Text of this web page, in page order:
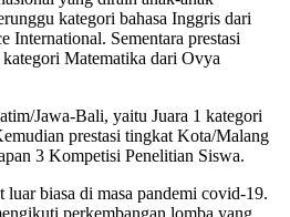
kategori bahasa Inggris dari
International. Sementara prestasi
Matematika dari Ovya
Jawa-Bali, yaitu Juara 1 kategori
prestasi tingkat Kota/Malang
3 Kompetisi Penelitian Siswa.
luar biasa di masa pandemi covid-19.
perkembangan lomba yang